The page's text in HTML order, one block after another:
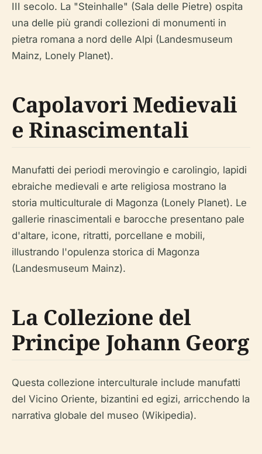
III secolo. La "Steinhalle" (Sala delle Pietre) ospita
una delle più grandi collezioni di monumenti in
pietra romana a nord delle Alpi (Landesmuseum
Mainz, Lonely Planet).
Capolavori Medievali
e Rinascimentali
Manufatti dei periodi merovingio e carolingio, lapidi
ebraiche medievali e arte religiosa mostrano la
storia multiculturale di Magonza (Lonely Planet). Le
gallerie rinascimentali e barocche presentano pale
d'altare, icone, ritratti, porcellane e mobili,
illustrando l'opulenza storica di Magonza
(Landesmuseum Mainz).
La Collezione del
Principe Johann Georg
Questa collezione interculturale include manufatti
del Vicino Oriente, bizantini ed egizi, arricchendo la
narrativa globale del museo (Wikipedia).